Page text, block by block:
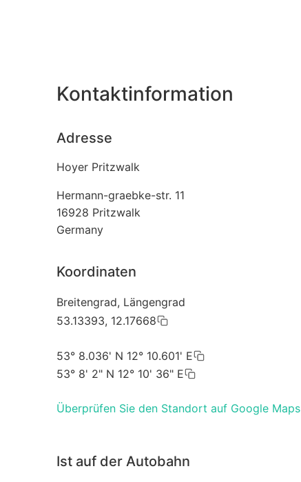
Kontaktinformation
Adresse
Hoyer Pritzwalk
Hermann-graebke-str. 11
16928 Pritzwalk
Germany
Koordinaten
Breitengrad, Längengrad
53.13393, 12.17668
53° 8.036' N 12° 10.601' E
53° 8' 2" N 12° 10' 36" E
Überprüfen Sie den Standort auf Google Maps
Ist auf der Autobahn